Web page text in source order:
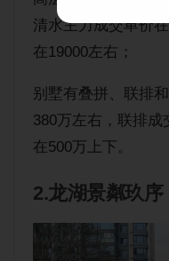
清水主力成交单价
在19000左右；
别墅有叠拼、联排
380万左右，联排成
在500万上下。
2.龙湖景粼玖序